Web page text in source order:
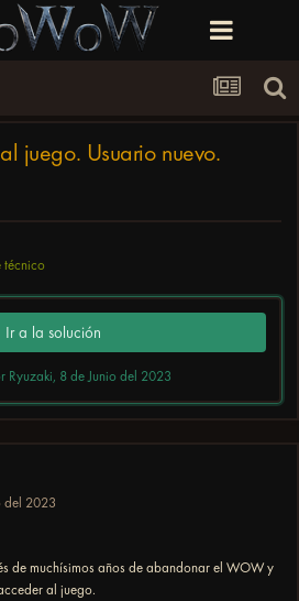
juego. Usuario nuevo.
técnico
Ir a la solución
Ryuzaki, 8 de Junio del 2023
del 2023
de muchísimos años de abandonar el WOW y
al juego.